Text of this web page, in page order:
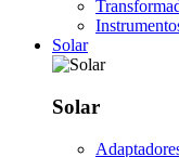
Solar
Solar